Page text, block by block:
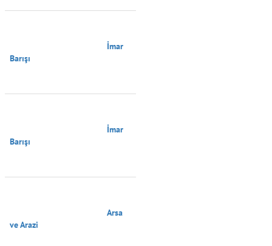
Barışı
Barışı
ve Arazi